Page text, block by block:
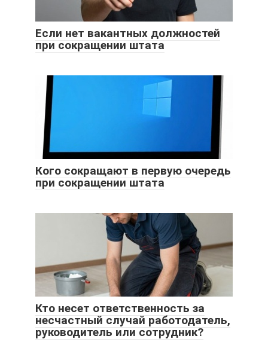
Если нет вакантных должностей
при сокращении штата
Кого сокращают в первую очередь
при сокращении штата
Кто несет ответственность за
несчастный случай работодатель,
руководитель или сотрудник?